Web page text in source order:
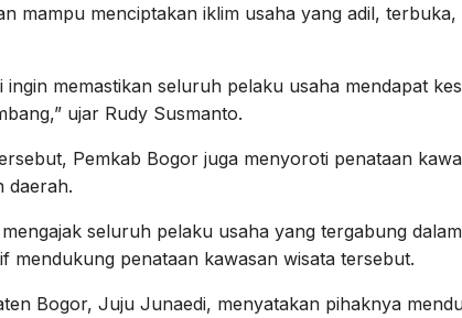
mampu menciptakan iklim usaha yang adil,
ingin memastikan seluruh pelaku usaha mendapat
ujar Rudy Susmanto.
Pemkab Bogor juga menyoroti penataan
daerah.
seluruh pelaku usaha yang tergabung
mendukung penataan kawasan wisata tersebut.
Bogor, Juju Junaedi, menyatakan pihaknya